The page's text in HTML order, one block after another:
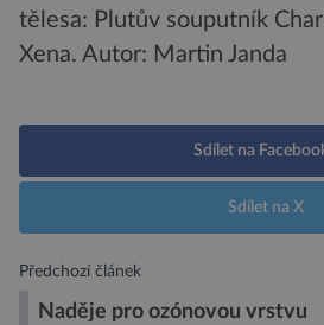
tělesa: Plutův souputník
Xena. Autor: Martin Janda
Sdílet na
Sdílet na X
Předchozí článek
Naděje pro ozónovou vrstvu